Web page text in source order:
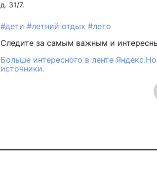
д. 31/7.
#дети #летний отдых #лето
Следите за самым важным и
Больше интересного в ленте
источники.